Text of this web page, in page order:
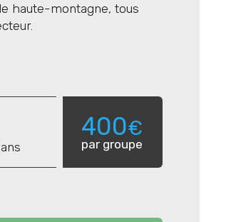
haute-montagne, tous
400€
par groupe